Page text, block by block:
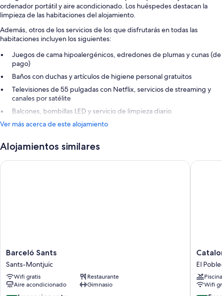
ordenador portátil y aire acondicionado. Los huéspedes destacan la
limpieza de las habitaciones del alojamiento.
Además, otros de los servicios de los que disfrutarás en todas las
habitaciones incluyen los siguientes:
Juegos de cama hipoalergénicos, edredones de plumas y cunas (de
pago)
Baños con duchas y artículos de higiene personal gratuitos
Televisiones de 55 pulgadas con Netflix, servicios de streaming y
canales por satélite
Balcones, bombillas LED y servicio de limpieza diario
Ver más acerca de este alojamiento
Alojamientos similares
Barceló
Sants
Sants-
Montjuïc
Barceló Sants
Sants-Montjuïc
Wifi gratis
Restaurante
Aire acondicionado
Gimnasio
Barceló Sants
Plaza
El
Poble-
El
Piscina
Wifi